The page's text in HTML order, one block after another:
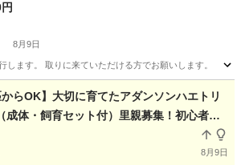
8月9日
します。 取りに来ていただける方でお願いします。
その他
からOK】大切に育てたアダンソンハエトリ
成体・飼育セット付）里親募集！初心者歓
8月9日